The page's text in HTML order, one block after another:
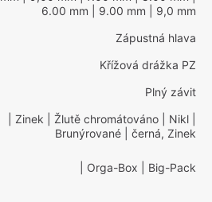
6.00 mm | 9.00 mm | 9,0 mm
Zápustná hlava
Křížová drážka PZ
Plný závit
| Zinek | Žlutě chromátováno | Nikl
Brunýrované | černá, Zinek
| Orga-Box | Big-Pack